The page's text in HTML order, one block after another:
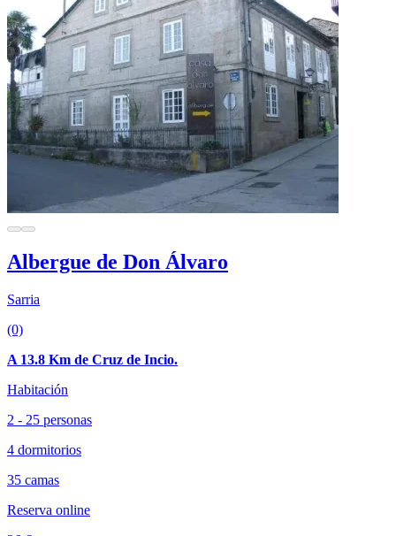
Albergue de Don Álvaro
Sarria
(0)
A 13.8 Km de Cruz de Incio.
Habitación
2 - 25 personas
4 dormitorios
35 camas
Reserva online